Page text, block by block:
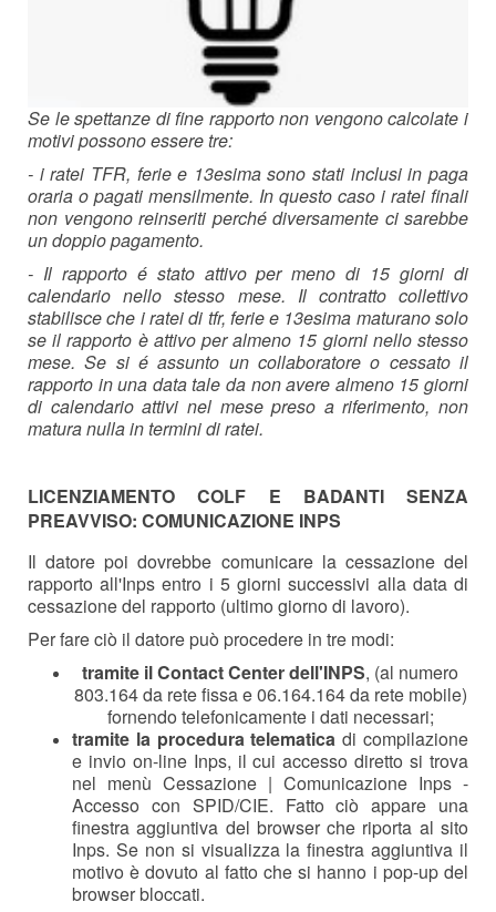
Se le spettanze di fine rapporto non vengono calcolate i
motivi possono essere tre:
- i ratei TFR, ferie e 13esima sono stati inclusi in paga
oraria o pagati mensilmente. In questo caso i ratei finali
non vengono reinseriti perché diversamente ci sarebbe
un doppio pagamento.
- Il rapporto é stato attivo per meno di 15 giorni di
calendario nello stesso mese. Il contratto collettivo
stabilisce che i ratei di tfr, ferie e 13esima maturano solo
se il rapporto è attivo per almeno 15 giorni nello stesso
mese. Se si é assunto un collaboratore o cessato il
rapporto in una data tale da non avere almeno 15 giorni
di calendario attivi nel mese preso a riferimento, non
matura nulla in termini di ratei.
LICENZIAMENTO COLF E BADANTI SENZA
PREAVVISO: COMUNICAZIONE INPS
Il datore poi dovrebbe comunicare la cessazione del
rapporto all'Inps entro i 5 giorni successivi alla data di
cessazione del rapporto (ultimo giorno di lavoro).
Per fare ciò il datore può procedere in tre modi:
tramite il Contact Center dell'INPS, (al numero
803.164 da rete fissa e 06.164.164 da rete mobile)
fornendo telefonicamente i dati necessari;
tramite la procedura telematica di compilazione
e invio on-line Inps, il cui accesso diretto si trova
nel menù Cessazione | Comunicazione Inps -
Accesso con SPID/CIE. Fatto ciò appare una
finestra aggiuntiva del browser che riporta al sito
Inps. Se non si visualizza la finestra aggiuntiva il
motivo è dovuto al fatto che si hanno i pop-up del
browser bloccati.